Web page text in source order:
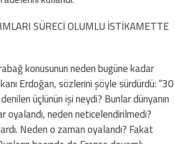
SÜRECİ OLUMLU İSTİKAMETTE
konusunun neden bugüne kadar
Erdoğan, sözlerini şöyle sürdürdü: “30
üçlünün işi neydi? Bunlar dünyanın
oyalandı, neden neticelendirilmedi?
Neden o zaman oyalandı? Fakat